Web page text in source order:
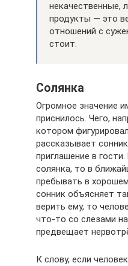
некачественные,
продукты — это
отношений с
стоит.
Солянка
Огромное значение
приснилось. Чего,
котором
рассказывает
приглашение в
солянка, то в
пребывать в
сонник объясняет
верить ему, то
что-то со слезами
предвещает
К слову, если